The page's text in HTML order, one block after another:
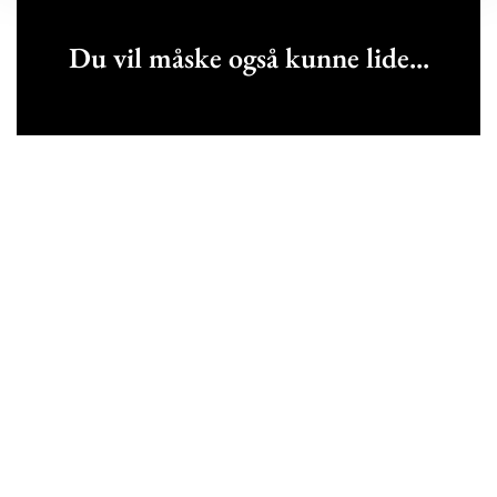
Du vil måske også kunne lide...